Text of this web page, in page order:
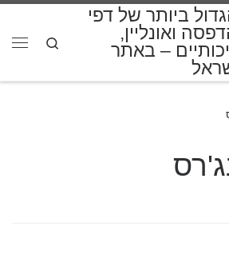
ביותר של דפי
ואונליין,
– באתר
Search